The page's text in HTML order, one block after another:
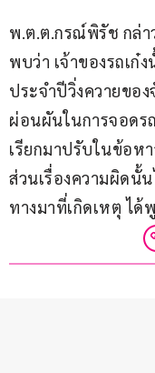
พ.ต.ต.กรณ์พิรัช กล่า
พบว่า เจ้าของรถเก๋
ประจำปีวิ่งควายขอ
ผ่อนผันในการจอดร
เรียกมาปรับในข้อห
ส่วนเรื่องความผิดนั้
ทางมาที่เกิดเหตุ ได้